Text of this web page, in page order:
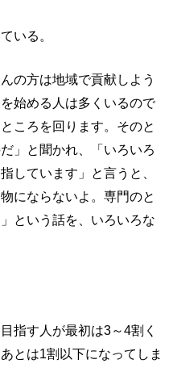
いる。
の方は地域で貢献しよう
始める人は多くいるので
ころを回ります。そのと
」と聞かれ、「いろいろ
しています」と言うと、
にならないよ。専門のと
という話を、いろいろな
指す人が最初は3～4割く
とは1割以下になってしま